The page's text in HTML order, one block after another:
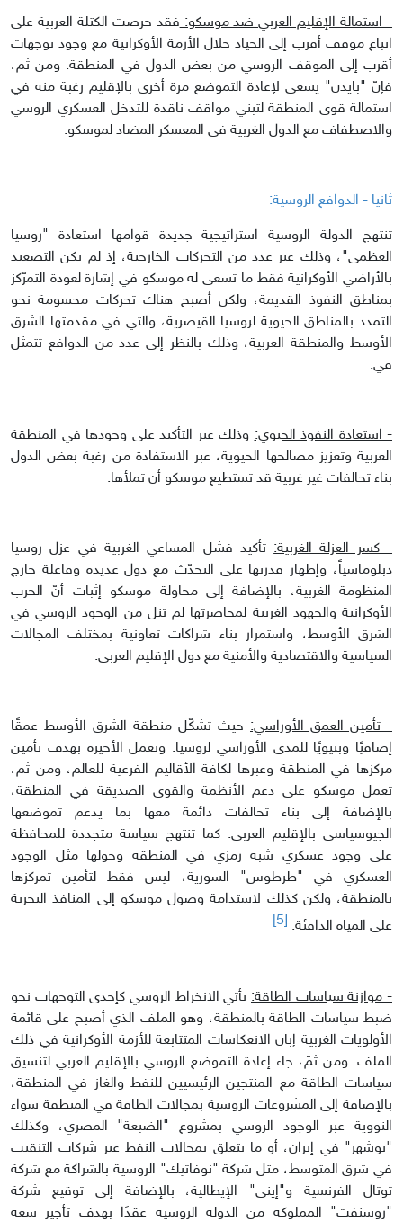
- استمالة الإقليم العربي ضد موسكو:فقد حرصت الكتلة العربية على
اتباع موقف أقرب إلى الحياد خلال الأزمة الأوكرانية مع وجود توجهات
أقرب إلى الموقف الروسي من بعض الدول في المنطقة. ومن ثم،
فإنّ "بايدن" يسعى لإعادة التموضع مرة أخرى بالإقليم رغبة منه في
استمالة قوى المنطقة لتبني مواقف ناقدة للتدخل العسكري الروسي
والاصطفاف مع الدول الغربية في المعسكر المضاد لموسكو.
ثانيا - الدوافع الروسية:
تنتهج الدولة الروسية استراتيجية جديدة قوامها استعادة "روسيا
العظمى"، وذلك عبر عدد من التحركات الخارجية، إذ لم يكن التصعيد
بالأراضي الأوكرانية فقط ما تسعى له موسكو في إشارة لعودة التمرّكز
بمناطق النفوذ القديمة، ولكن أصبح هناك تحركات محسومة نحو
التمدد بالمناطق الحيوية لروسيا القيصرية، والتي في مقدمتها الشرق
الأوسط والمنطقة العربية، وذلك بالنظر إلى عدد من الدوافع تتمثل
في:
- استعادة النفوذ الحيوي:وذلك عبر التأكيد على وجودها في المنطقة
العربية وتعزيز مصالحها الحيوية، عبر الاستفادة من رغبة بعض الدول
بناء تحالفات غير غربية قد تستطيع موسكو أن تملأها.
- كسر العزلة الغربية:تأكيد فشل المساعي الغربية في عزل روسيا
دبلوماسياً، وإظهار قدرتها على التحدّث مع دول عديدة وفاعلة خارج
المنظومة الغربية، بالإضافة إلى محاولة موسكو إثبات أنّ الحرب
الأوكرانية والجهود الغربية لمحاصرتها لم تنل من الوجود الروسي في
الشرق الأوسط، واستمرار بناء شراكات تعاونية بمختلف المجالات
السياسية والاقتصادية والأمنية مع دول الإقليم العربي.
- تأمين العمق الأوراسي: حيث تشكّل منطقة الشرق الأوسط عمقًا
إضافيًا وبنيويًا للمدى الأوراسي لروسيا. وتعمل الأخيرة بهدف تأمين
مركزها في المنطقة وعبرها لكافة الأقاليم الفرعية للعالم، ومن ثم،
تعمل موسكو على دعم الأنظمة والقوى الصديقة في المنطقة،
بالإضافة إلى بناء تحالفات دائمة معها بما يدعم تموضعها
الجيوسياسي بالإقليم العربي. كما تنتهج سياسة متجددة للمحافظة
على وجود عسكري شبه رمزي في المنطقة وحولها مثل الوجود
العسكري في "طرطوس" السورية، ليس فقط لتأمين تمركزها
بالمنطقة، ولكن كذلك لاستدامة وصول موسكو إلى المنافذ البحرية
على المياه الدافئة.
- موازنة سياسات الطاقة: يأتي الانخراط الروسي كإحدى التوجهات نحو
ضبط سياسات الطاقة بالمنطقة، وهو الملف الذي أصبح على قائمة
الأولويات الغربية إبان الانعكاسات المتتابعة للأزمة الأوكرانية في ذلك
الملف. ومن ثمّ، جاء إعادة التموضع الروسي بالإقليم العربي لتنسيق
سياسات الطاقة مع المنتجين الرئيسيين للنفط والغاز في المنطقة،
بالإضافة إلى المشروعات الروسية بمجالات الطاقة في المنطقة سواء
النووية عبر الوجود الروسي بمشروع "الضبعة" المصري، وكذلك
"بوشهر" في إيران، أو ما يتعلق بمجالات النفط عبر شركات التنقيب
في شرق المتوسط، مثل شركة "نوفاتيك" الروسية بالشراكة مع شركة
توتال الفرنسية و"إيني" الإيطالية، بالإضافة إلى توقيع شركة
"روسنفت" المملوكة من الدولة الروسية عقدًا بهدف تأجير سعة